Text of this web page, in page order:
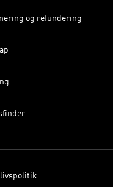
og refundering